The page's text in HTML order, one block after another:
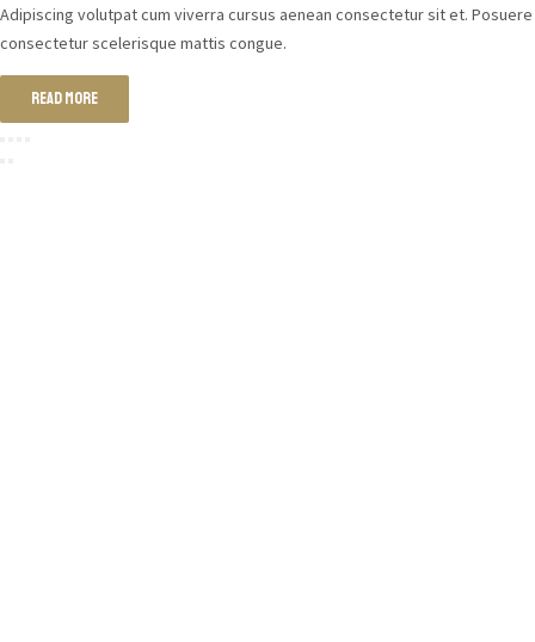
Adipiscing volutpat cum viverra cursus aenean consectetur sit et. Posuere
consectetur scelerisque mattis congue.
Read more